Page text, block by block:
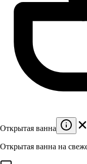
Открытая ванна
Открытая ванна на